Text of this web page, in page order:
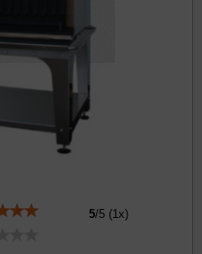
5/5 (1x)